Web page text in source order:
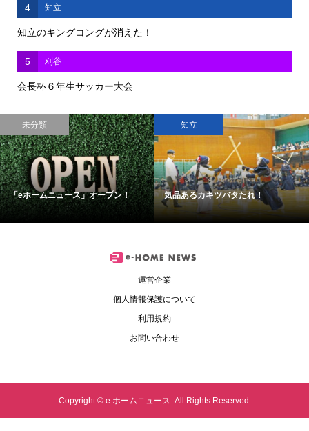
4 知立
知立のキングコングが消えた！
5 刈谷
会長杯６年生サッカー大会
未分類
「eホームニュース」オープン！
知立
気品あるカキツバタたれ！
運営企業
個人情報保護について
利用規約
お問い合わせ
Copyright ©e ホームニュース. All Rights Reserved.